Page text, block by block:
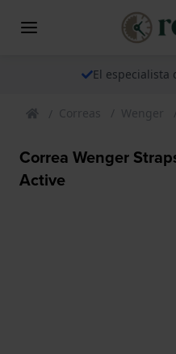
El especialista
Correas Wenger
Correa Wenger
Active